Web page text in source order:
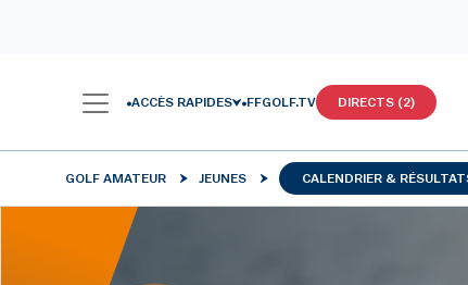
ACCÈS RAPIDES FFGOLF.TV DIRECTS (2)
GOLF AMATEUR JEUNES CALENDRIER &